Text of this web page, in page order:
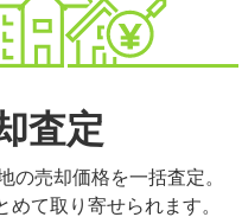
査定
の売却価格を一括査定。
めて取り寄せられます。